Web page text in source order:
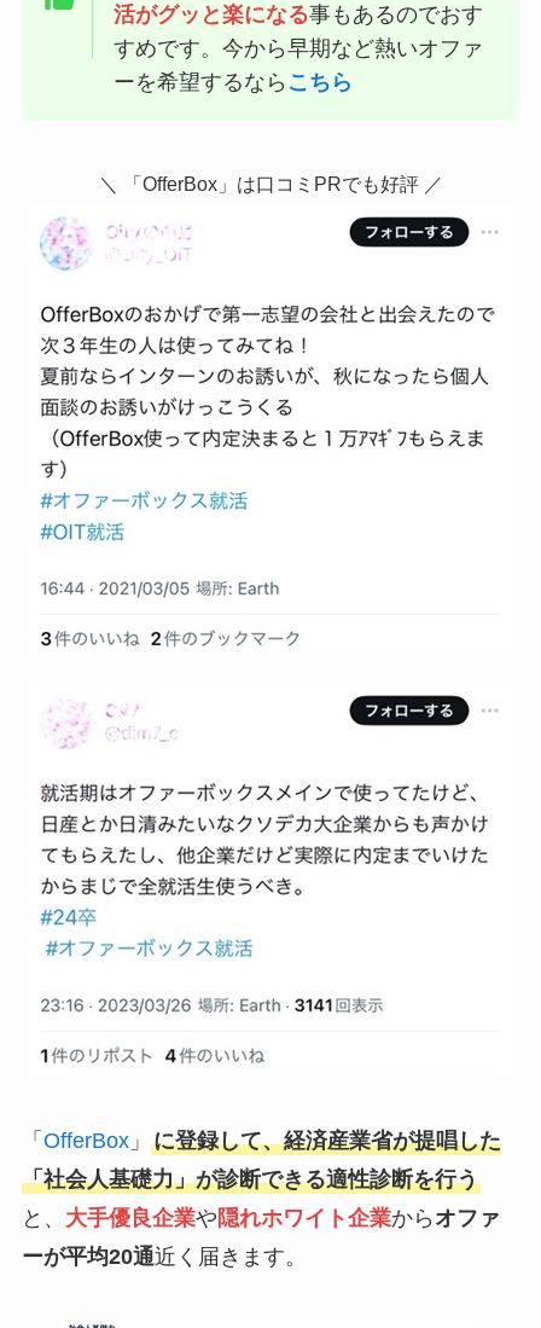
活がグッと楽になる事もあるのでおす
すめです。今から早期など熱いオファ
ーを希望するなら こちら
＼ 「OfferBox」は口コミPRでも好評 ／
「 OfferBox」 に登録して、経済産業省が提唱した
「社会人基礎力」が診断できる適性診断を行う
と、 大手優良企業や隠れホワイト企業から オファ
ーが平均20通近く届きます。